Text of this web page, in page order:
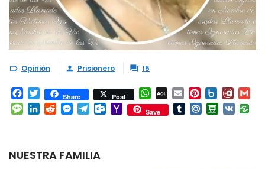
 Opinión  Prisionero  15
Facebook
TwitterShare Post WhatsApp
AOL
Mail
Email Pinterest
Box.net
Message
LinkedInRedditMessenger
TelegramOutlook.com
YahooSave TumblrMail.RuDouban
VK
NUESTRA FAMILIA